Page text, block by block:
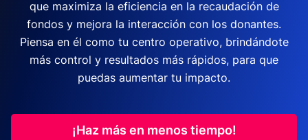
que maximiza la eficiencia en la recaudación de
fondos y mejora la interacción con los donantes.
Piensa en él como tu centro operativo, brindándote
más control y resultados más rápidos, para que
puedas aumentar tu impacto.
¡Haz más en menos tiempo!